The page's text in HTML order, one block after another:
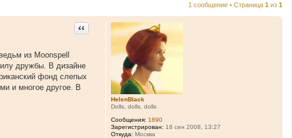
1 сообщение • Страница 1 из 1
HelenBlack
Dolls, dolls, dolls
Сообщения: 1890
Зарегистрирован: 18 сен 2008, 13:27
Откуда: Москва
Цитата
из Moonspell
дружбы. В дизайне
фонд слепых
и многое другое. В